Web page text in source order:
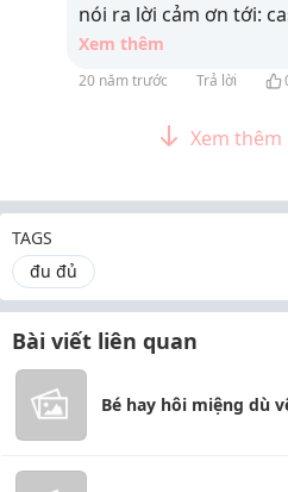
nói ra lời cảm ơn tới:
Xem thêm
20 năm trước Trả lời
Xem
TAGS
đu đủ
Bài viết liên quan
Bé hay hôi miệng dù